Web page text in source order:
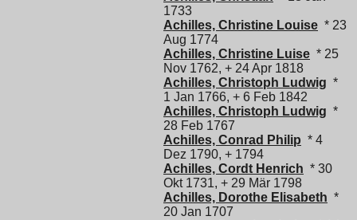
1733
Achilles, Christine Louise * 23
Aug 1774
Achilles, Christine Luise * 25
Nov 1762, + 24 Apr 1818
Achilles, Christoph Ludwig *
1 Jan 1766, + 6 Feb 1842
Achilles, Christoph Ludwig *
28 Feb 1767
Achilles, Conrad Philip * 4
Dez 1790, + 1794
Achilles, Cordt Henrich * 30
Okt 1731, + 29 Mär 1798
Achilles, Dorothe Elisabeth *
20 Jan 1707